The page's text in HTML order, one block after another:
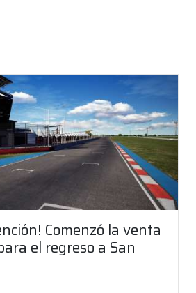
Comenzó la venta
el regreso a San